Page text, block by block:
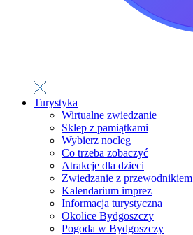
Turystyka
Wirtualne zwiedzanie
Sklep z pamiątkami
Wybierz nocleg
Co trzeba zobaczyć
Atrakcje dla dzieci
Zwiedzanie z przewodnikiem
Kalendarium imprez
Informacja turystyczna
Okolice Bydgoszczy
Pogoda w Bydgoszczy